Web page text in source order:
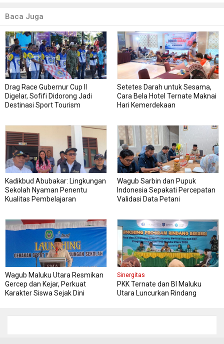
Baca Juga
Drag Race Gubernur Cup II
Digelar, Sofifi Didorong Jadi
Destinasi Sport Tourism
Setetes Darah untuk Sesama,
Cara Bela Hotel Ternate Maknai
Hari Kemerdekaan
Kadikbud Abubakar: Lingkungan
Sekolah Nyaman Penentu
Kualitas Pembelajaran
Wagub Sarbin dan Pupuk
Indonesia Sepakati Percepatan
Validasi Data Petani
Wagub Maluku Utara Resmikan
Gercep dan Kejar, Perkuat
Karakter Siswa Sejak Dini
Sinergitas
PKK Ternate dan BI Maluku
Utara Luncurkan Rindang